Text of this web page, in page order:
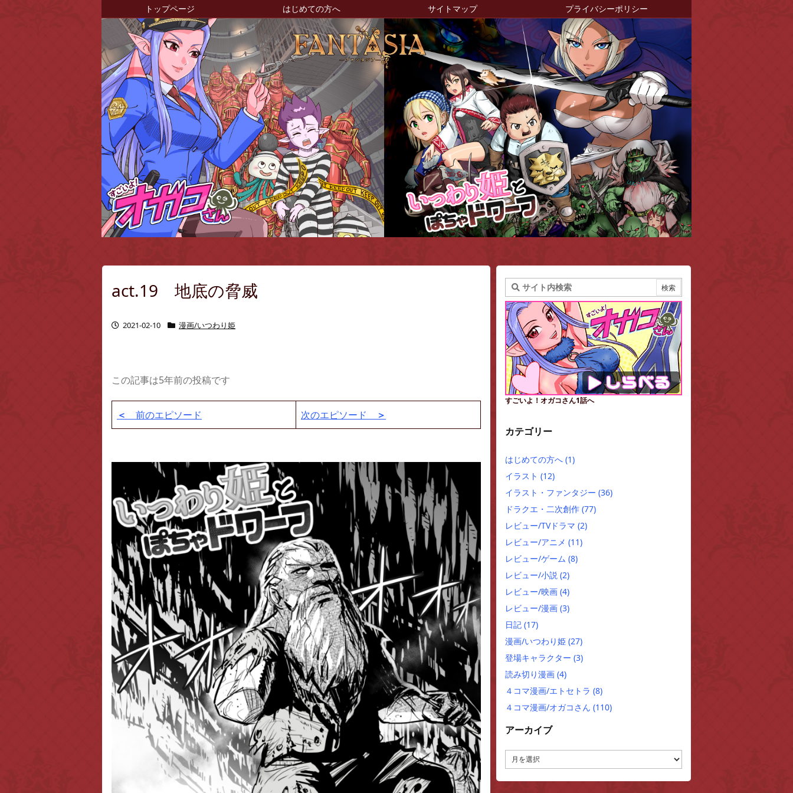
トップページ はじめての方へ サイトマップ プライバシーポリシー
act.19 地底の脅威
2021-02-10 漫画/いつわり姫
この記事は5年前の投稿です
＜ 前のエピソード 次のエピソード ＞
すごいよ！オガコさん1話へ
カテゴリー
はじめての方へ (1)
イラスト (12)
イラスト・ファンタジー (36)
ドラクエ・二次創作 (77)
レビュー/TVドラマ (2)
レビュー/アニメ (11)
レビュー/ゲーム (8)
レビュー/小説 (2)
レビュー/映画 (4)
レビュー/漫画 (3)
日記 (17)
漫画/いつわり姫 (27)
登場キャラクター (3)
読み切り漫画 (4)
４コマ漫画/エトセトラ (8)
４コマ漫画/オガコさん (110)
アーカイブ
ー